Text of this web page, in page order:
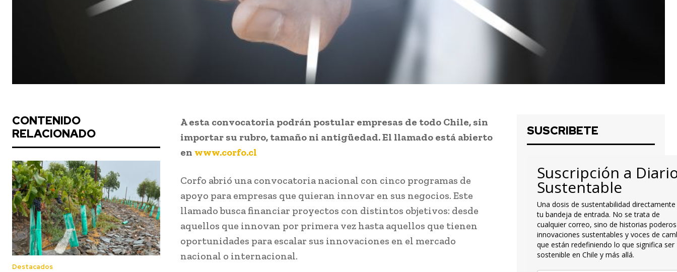
CONTENIDO
RELACIONADO
Destacados
A esta convocatoria podrán postular empresas de todo Chile, sin
importar su rubro, tamaño ni antigüedad. El llamado está abierto
en www.corfo.cl
Corfo abrió una convocatoria nacional con cinco programas de
apoyo para empresas que quieran innovar en sus negocios. Este
llamado busca financiar proyectos con distintos objetivos: desde
aquellos que innovan por primera vez hasta aquellos que tienen
oportunidades para escalar sus innovaciones en el mercado
nacional o internacional.
SUSCRIBETE
Suscripción a
Sustentable
Una dosis de sustentabilidad
tu bandeja de entrada. No se trata de
cualquier correo, sino de historias
innovaciones sustentables y voces de
que están redefiniendo lo que significa ser
sostenible en Chile y más allá.